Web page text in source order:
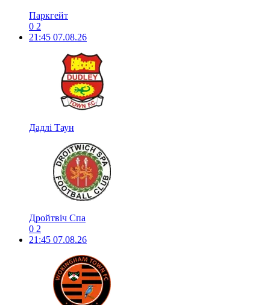
Паркгейт
0 2
21:45 07.08.26
Дадлі Таун
Дройтвіч Спа
0 2
21:45 07.08.26